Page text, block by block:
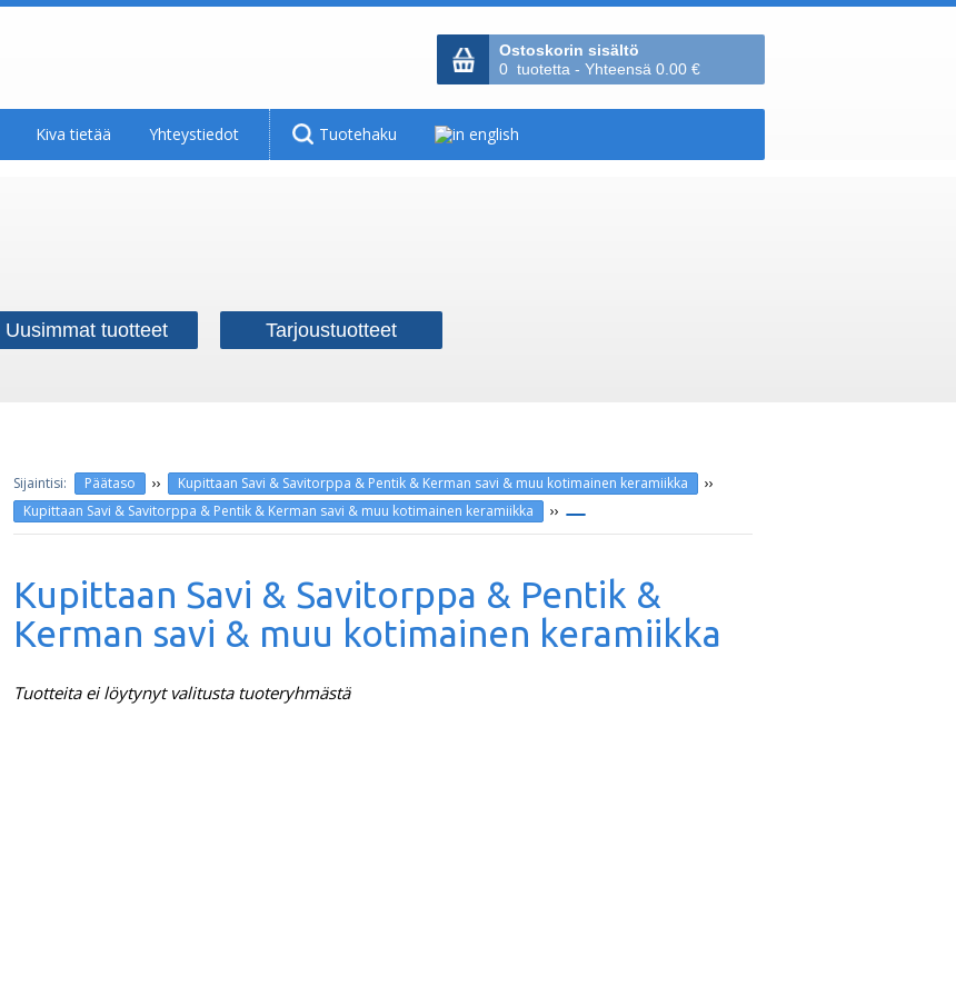
Ostoskorin sisältö
0 tuotetta - Yhteensä 0.00 €
Kiva tietää Yhteystiedot Tuotehaku
Uusimmat tuotteet Tarjoustuotteet
Päätaso ›› Kupittaan Savi & Savitorppa & Pentik & Kerman savi & muu kotimainen keramiikka ››
Kupittaan Savi & Savitorppa & Pentik & Kerman savi & muu kotimainen keramiikka ››
Kupittaan Savi & Savitorppa & Pentik &
Kerman savi & muu kotimainen keramiikka
Tuotteita ei löytynyt valitusta tuoteryhmästä